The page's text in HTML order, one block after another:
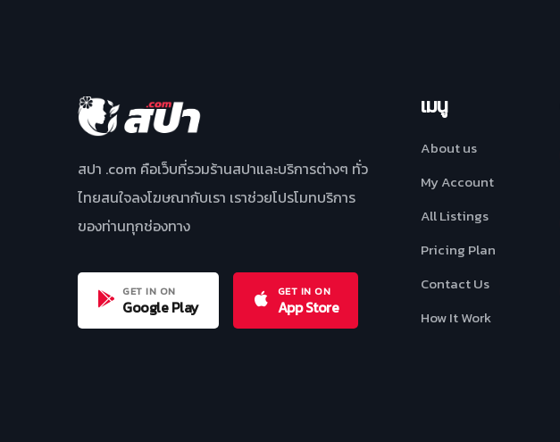
สปา .com คือเว็บที่รวมร้านสปาและบริการต่างๆ ทั่ว
ไทยสนใจลงโฆษณากับเรา เราช่วยโปรโมทบริการ
ของท่านทุกช่องทาง
GET IN ON
Google Play
GET IN ON
App Store
เมนู
About us
My Account
All Listings
Pricing Plan
Contact Us
How It Work